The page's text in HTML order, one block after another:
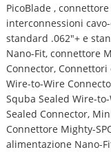
PicoBlade ,
interconnessioni
standard .062"+ e
Nano-Fit, connettore
Connector,
Wire-to-Wire
Squba Sealed Wire-
Sealed Connector,
Connettore Mighty-
alimentazione Nano-